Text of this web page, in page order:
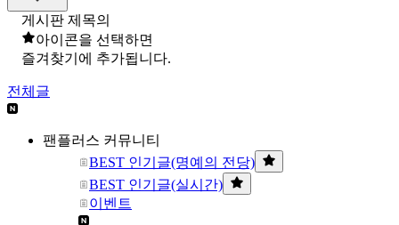
게시판 제목의
아이콘을 선택하면
즐겨찾기에 추가됩니다.
전체글
팬플러스 커뮤니티
BEST 인기글(명예의 전당)
BEST 인기글(실시간)
이벤트